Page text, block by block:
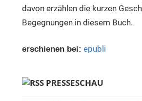
davon erzählen die kurzen
Begegnungen in diesem Buch.
erschienen bei: epubli
PRESSESCHAU